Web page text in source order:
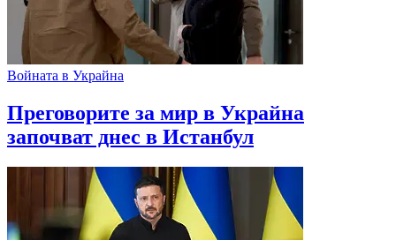
Войната в Украйна
Преговорите за мир в Украйна
започват днес в Истанбул